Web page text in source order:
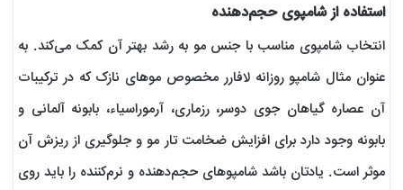
استفاده از شامپوی حجم‌دهنده
انتخاب شامپوی مناسب با جنس مو به رشد بهتر آن کمک می‌کند. به
عنوان مثال شامپو روزانه لافارر مخصوص موهای نازک که در ترکیبات
آن عصاره گیاهان جوی دوسر، رزماری، آرموراسیاء، بابونه آلمانی و
بابونه وجود دارد برای افزایش ضخامت تار مو و جلوگیری از ریزش آن
موثر است. یادتان باشد شامپوهای حجم‌دهنده و نرم‌کننده را باید روی